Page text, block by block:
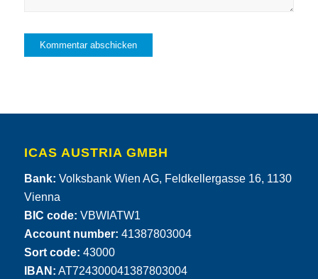
ICAS AUSTRIA GMBH
Bank: Volksbank Wien AG, Feldkellergasse 16, 1130
Vienna
BIC code: VBWIATW1
Account number: 41387803004
Sort code: 43000
IBAN: AT724300041387803004